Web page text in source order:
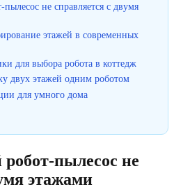
не справляется с двумя
этажей в современных
для выбора робота в коттедж
двух этажей одним роботом
для умного дома
пылесос не
этажами